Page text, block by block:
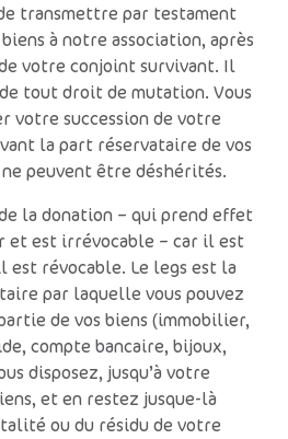
trans­mettre par testa­ment
à notre asso­cia­tion, après
votre conjoint survi­vant. Il
tout droit de muta­tion. Vous
votre succes­sion de votre
la part réser­va­taire de vos
peuvent être déshé­ri­tés.
la donation – qui prend effet
et est irrévocable – car il est
est révocable. Le legs est la
par laquelle vous pouvez
de vos biens (immobilier,
compte bancaire, bijoux,
disposez, jusqu’à votre
et en restez jusque-là
ou du résidu de votre